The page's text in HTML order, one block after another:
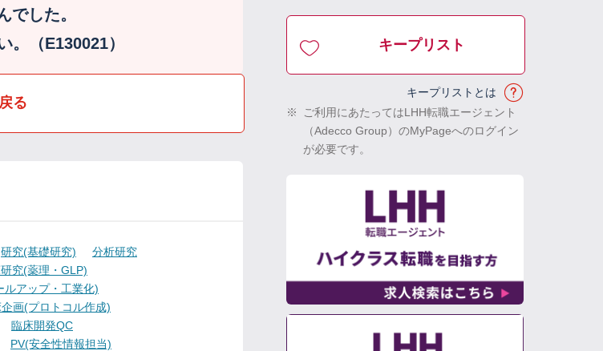
でした。
。（E130021）
る
研究(基礎研究)
分析研究
究(薬理・GLP)
ルアップ・工業化)
画(プロトコル作成)
臨床開発QC
PV(安全性情報担当)
キープリスト
キープリストとは
※
ご利用にあたってはLHH転職エージェント
（Adecco Group）のMyPageへのログイン
が必要です。